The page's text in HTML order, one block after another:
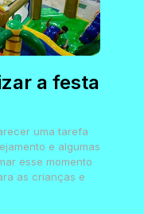
a festa
uma tarefa
e algumas
esse momento
as crianças e